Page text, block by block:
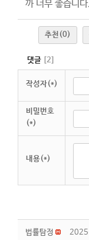
까 너무 좋습니
추천 (0)
댓글 [2]
작성자(*)
비밀번호
(*)
내용(*)
법률탐정